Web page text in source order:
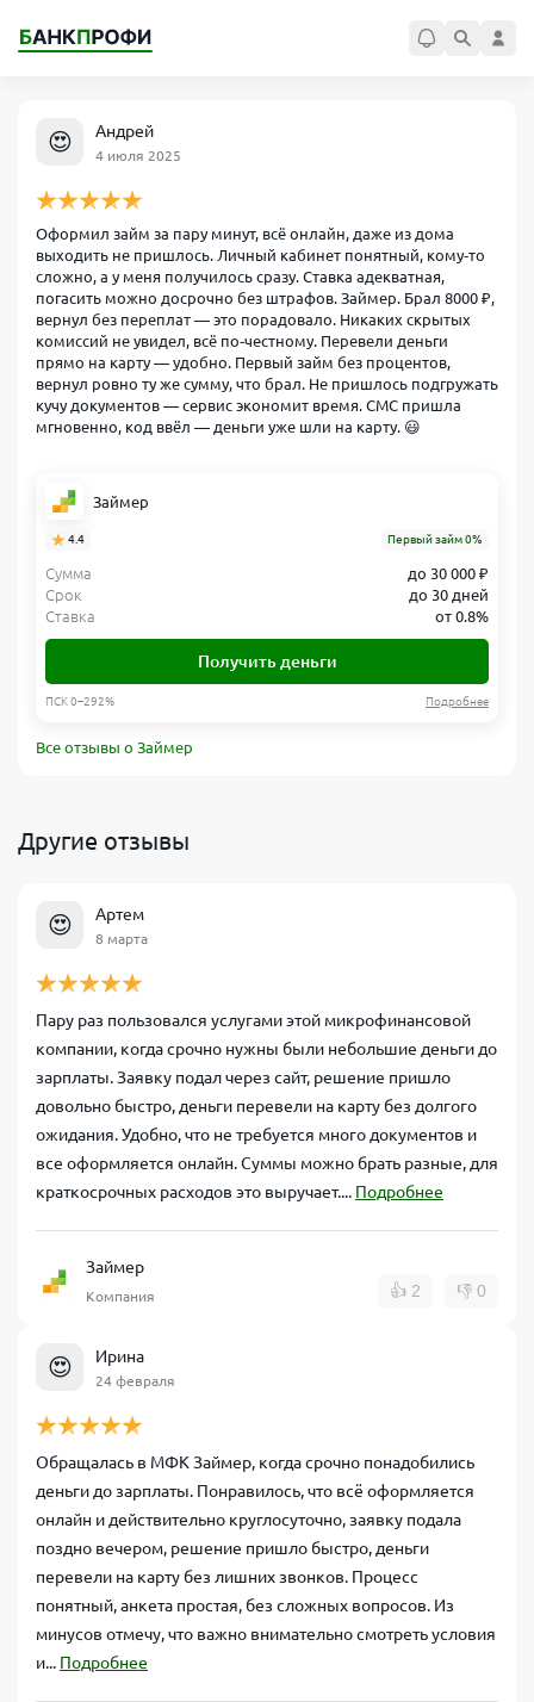
😍 Андрей
4 июля 2025
Оформил займ за пару минут, всё онлайн, даже из дома
выходить не пришлось. Личный кабинет понятный, кому‑то
сложно, а у меня получилось сразу. Ставка адекватная,
погасить можно досрочно без штрафов. Займер. Брал 8000 ₽,
вернул без переплат — это порадовало. Никаких скрытых
комиссий не увидел, всё по‑честному. Перевели деньги
прямо на карту — удобно. Первый займ без процентов,
вернул ровно ту же сумму, что брал. Не пришлось подгружать
кучу документов — сервис экономит время. СМС пришла
мгновенно, код ввёл — деньги уже шли на карту. 😃
Займер
4.4 Первый займ 0%
Сумма
до 30 000 ₽
Срок
до 30 дней
Ставка
от 0.8%
Получить деньги
ПСК 0–292% Подробнее
Все отзывы о Займер
Другие отзывы
😍 Артем
8 марта
Пару раз пользовался услугами этой микрофинансовой
компании, когда срочно нужны были небольшие деньги до
зарплаты. Заявку подал через сайт, решение пришло
довольно быстро, деньги перевели на карту без долгого
ожидания. Удобно, что не требуется много документов и
все оформляется онлайн. Суммы можно брать разные, для
краткосрочных расходов это выручает.... Подробнее
Займер
Компания 👍 2 👎 0
😍 Ирина
24 февраля
Обращалась в МФК Займер, когда срочно понадобились
деньги до зарплаты. Понравилось, что всё оформляется
онлайн и действительно круглосуточно, заявку подала
поздно вечером, решение пришло быстро, деньги
перевели на карту без лишних звонков. Процесс
понятный, анкета простая, без сложных вопросов. Из
минусов отмечу, что важно внимательно смотреть условия
и... Подробнее